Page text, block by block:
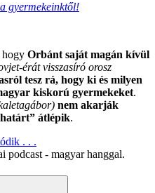
gyermekeinktől!
hogy Orbánt saját magán kívül
érát visszasíró orosz
tesz rá, hogy ki és milyen
kiskorú gyermekeket.
nem akarják
átlépik.
. . .